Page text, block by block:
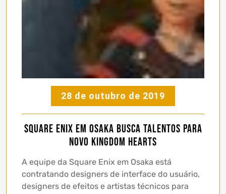
28 de outubro de 2019
Square Enix em Osaka busca talentos para
novo Kingdom Hearts
A equipe da Square Enix em Osaka está
contratando designers de interface do usuário,
designers de efeitos e artistas técnicos para